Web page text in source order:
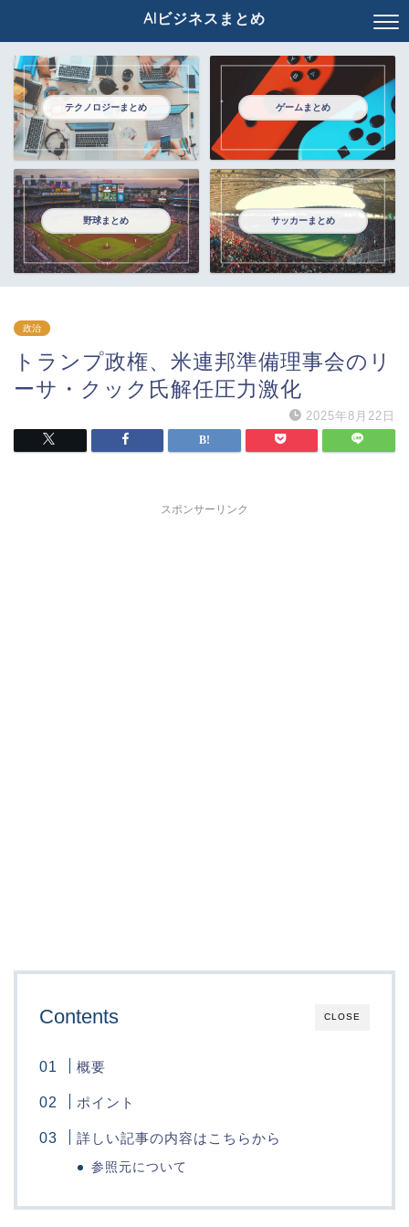
AIビジネスまとめ
テクノロジーまとめ ゲームまとめ
野球まとめ サッカーまとめ
政治
トランプ政権、米連邦準備理事会のリ
ーサ・クック氏解任圧力激化
2025年8月22日
スポンサーリンク
CLOSE
Contents
概要
ポイント
詳しい記事の内容はこちらから
参照元について